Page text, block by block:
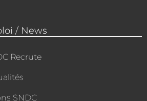
/ News
Recrute
SNDC